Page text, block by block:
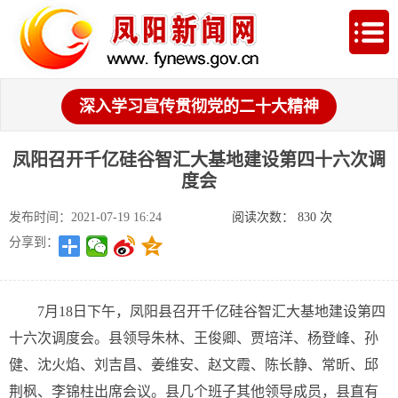
深入学习宣传贯彻党的二十大精神
凤阳召开千亿硅谷智汇大基地建设第四十六次调
度会
发布时间：2021-07-19 16:24 阅读次数： 830 次
分享到：
7月18日下午，凤阳县召开千亿硅谷智汇大基地建设第四
十六次调度会。县领导朱林、王俊卿、贾培洋、杨登峰、孙
健、沈火焰、刘吉昌、姜维安、赵文霞、陈长静、常昕、邱
荆枫、李锦柱出席会议。县几个班子其他领导成员，县直有